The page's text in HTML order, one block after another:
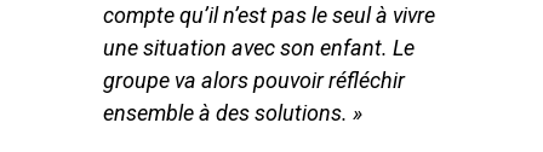
compte qu’il n’est pas le seul à vivre
une situation avec son enfant. Le
groupe va alors pouvoir réfléchir
ensemble à des solutions. »